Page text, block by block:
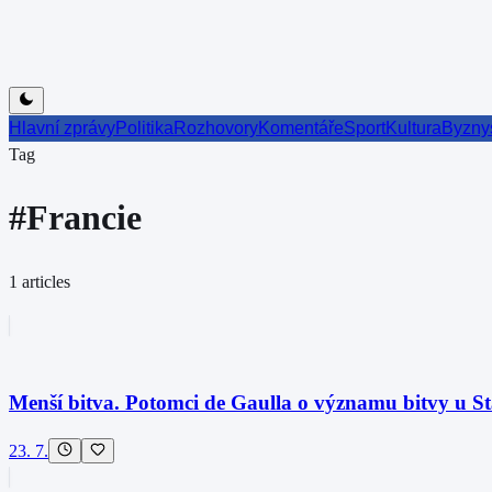
Hlavní zprávyPolitika RozhovoryKomentářeSportKultura
Tag
#Francie
1 articles
Menší bitva. Potomci de Gaulla o významu bitvy u
23. 7.